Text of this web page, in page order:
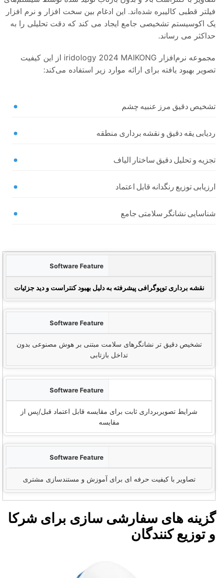
قطبی کالیبره شده‌اند. این ادغام بین سخت افزار و نرم افزار
اکوسیستم تشخیصی جامع ایجاد می کند که دقت تحلیلی را به
می رساند.
مجموعه نرم‌افزار iridology 2024 MAIKONG از این کیفیت
بهبود یافته برای ارائه موارد زیر استفاده می‌کند:
دقیق مرز عنبیه چشم
یقه دقیق و نقشه برداری منطقه
و تحلیل دقیق ساختار الیاف
توزیع رنگدانه قابل اعتماد
نشانگر سلامتی جامع
فیلتر پلاریزه
تجسم عنبیه سه بعدی
نقشه برداری توپوگرافی پیشرفته به دلیل بهبود کنتراست و دید جزئیات
تجزیه و تحلیل خودکار
تشخیص دقیق تر نشانگرهای سلامت مبتنی بر هوش مصنوعی بدون
تداخل بازتابی
تحلیل مقایسه ای
شرایط تصویربرداری ثابت برای مقایسه قابل اعتماد قبل/پس از
مقایسه
گزارش مشتری
تصاویر با کیفیت حرفه ای برای آموزش و مستندسازی مشتری
های سفارشی سازی برای شرکا
توزیع کنندگان